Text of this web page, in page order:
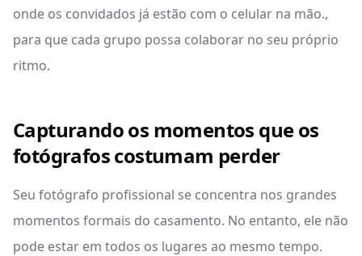
onde os convidados já estão com o celular na mão.,
para que cada grupo possa colaborar no seu próprio
ritmo.
Capturando os momentos que os
fotógrafos costumam perder
Seu fotógrafo profissional se concentra nos grandes
momentos formais do casamento. No entanto, ele não
pode estar em todos os lugares ao mesmo tempo.